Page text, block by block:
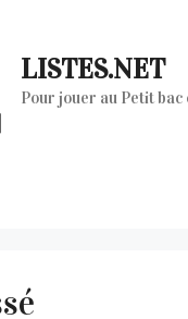
LISTES.NET
Pour jouer au Petit